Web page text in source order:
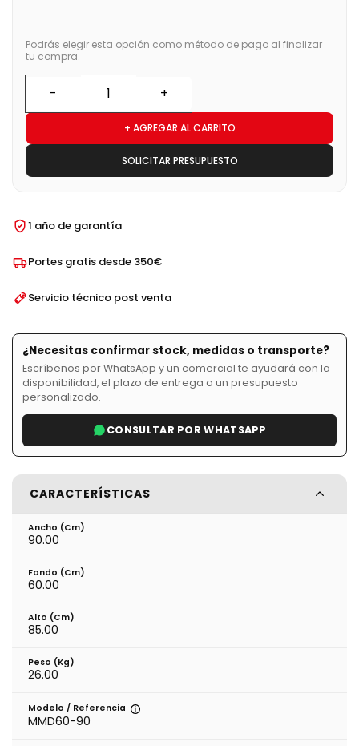
Podrás elegir esta opción como método de pago al finalizar
tu compra.
+ AGREGAR AL CARRITO
SOLICITAR PRESUPUESTO
1 año de garantía
Portes gratis desde 350€
Servicio técnico post venta
¿Necesitas confirmar stock, medidas o transporte?
Escríbenos por WhatsApp y un comercial te ayudará con la
disponibilidad, el plazo de entrega o un presupuesto
personalizado.
CONSULTAR POR WHATSAPP
CARACTERÍSTICAS
Ancho (cm)
90.00
Fondo (cm)
60.00
Alto (cm)
85.00
Peso (kg)
26.00
Modelo / Referencia
MMD60-90